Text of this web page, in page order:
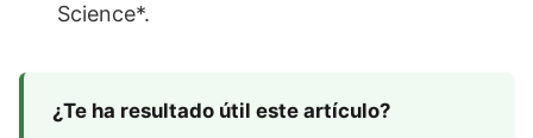
Science*.
¿Te ha resultado útil este artículo?